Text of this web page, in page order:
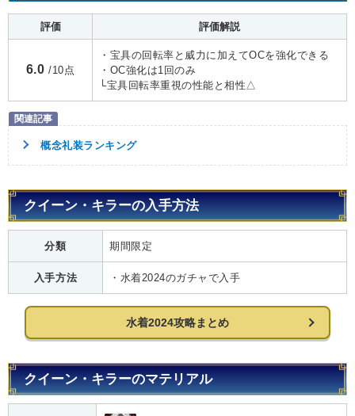
評価 評価解説
6.0 /10点
・宝具の回転率と威力に加えてOCを強化できる
・OC強化は1回のみ
└宝具回転率重視の性能と相性△
概念礼装ランキング
クイーン・キラーの入手方法
分類 期間限定
入手方法 ・水着2024のガチャで入手
水着2024攻略まとめ
クイーン・キラーのマテリアル